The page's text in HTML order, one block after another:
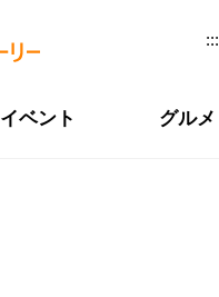
:::
イベント グルメ